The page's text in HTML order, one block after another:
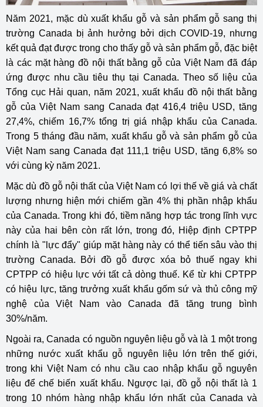
Năm 2021, mặc dù xuất khẩu gỗ và sản phẩm gỗ sang thị
trường Canada bị ảnh hưởng bởi dịch COVID-19, nhưng
kết quả đạt được trong cho thấy gỗ và sản phẩm gỗ, đặc biệt
là các mặt hàng đồ nội thất bằng gỗ của Việt Nam đã đáp
ứng được nhu cầu tiêu thụ tại Canada. Theo số liệu của
Tổng cục Hải quan, năm 2021, xuất khẩu đồ nội thất bằng
gỗ của Việt Nam sang Canada đạt 416,4 triệu USD, tăng
27,4%, chiếm 16,7% tổng trị giá nhập khẩu của Canada.
Trong 5 tháng đầu năm, xuất khẩu gỗ và sản phẩm gỗ của
Việt Nam sang Canada đạt 111,1 triệu USD, tăng 6,8% so
với cùng kỳ năm 2021.
Mặc dù đồ gỗ nội thất của Việt Nam có lợi thế về giá và chất
lượng nhưng hiện mới chiếm gần 4% thị phần nhập khẩu
của Canada. Trong khi đó, tiềm năng hợp tác trong lĩnh vực
này của hai bên còn rất lớn, trong đó, Hiệp định CPTPP
chính là "lực đẩy" giúp mặt hàng này có thể tiến sâu vào thị
trường Canada. Bởi đồ gỗ được xóa bỏ thuế ngay khi
CPTPP có hiệu lực với tất cả dòng thuế. Kể từ khi CPTPP
có hiệu lực, tăng trưởng xuất khẩu gốm sứ và thủ công mỹ
nghệ của Việt Nam vào Canada đã tăng trung bình
30%/năm.
Ngoài ra, Canada có nguồn nguyên liệu gỗ và là 1 một trong
những nước xuất khẩu gỗ nguyên liệu lớn trên thế giới,
trong khi Việt Nam có nhu cầu cao nhập khẩu gỗ nguyên
liệu để chế biến xuất khẩu. Ngược lại, đồ gỗ nội thất là 1
trong 10 nhóm hàng nhập khẩu lớn nhất của Canada và